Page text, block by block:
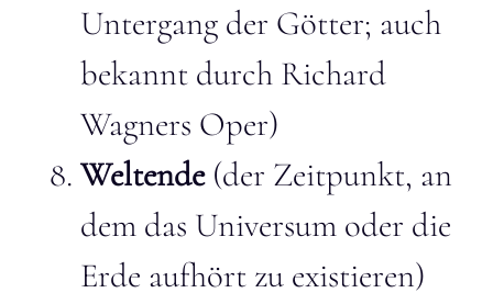
Untergang der Götter; auch
bekannt durch Richard
Wagners Oper)
Weltende (der Zeitpunkt, an
dem das Universum oder die
Erde aufhört zu existieren)